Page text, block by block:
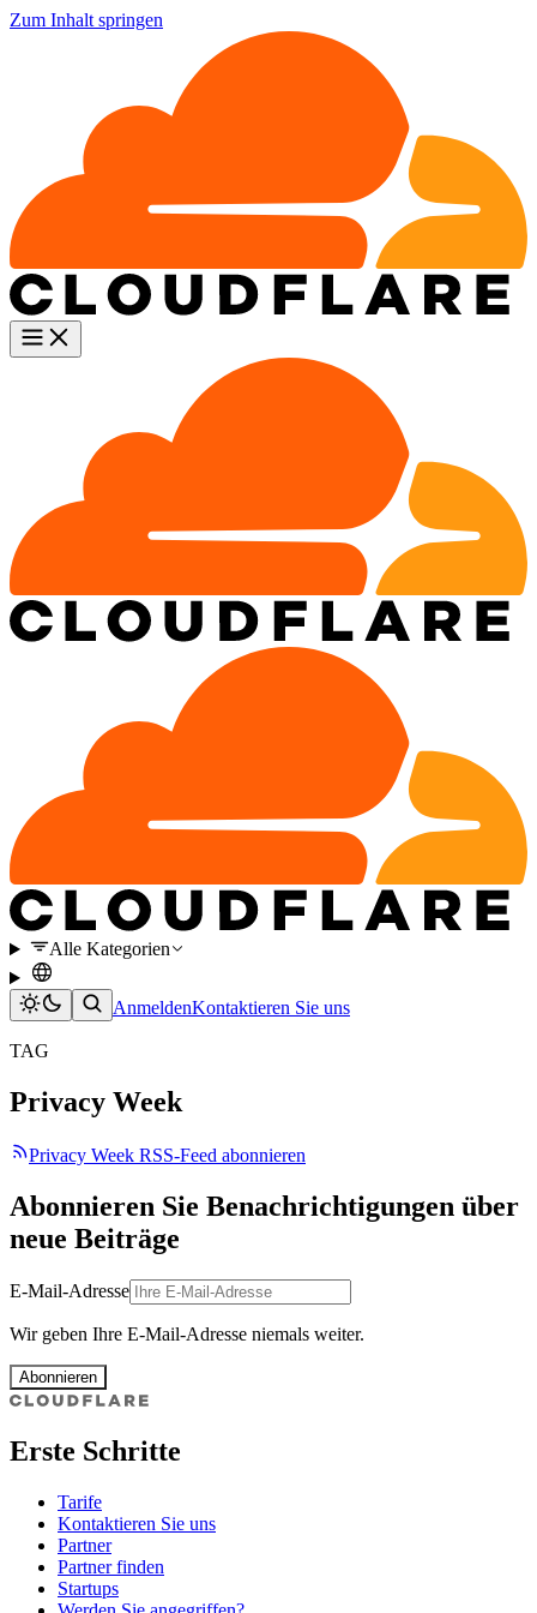
Zum Inhalt springen
Alle Kategorien
AnmeldenKontaktieren Sie uns
TAG
Privacy Week
Privacy Week RSS-Feed abonnieren
Abonnieren Sie Benachrichtigungen über
neue Beiträge
E-Mail-Adresse
Wir geben Ihre E-Mail-Adresse niemals weiter.
Abonnieren
Erste Schritte
Tarife
Kontaktieren Sie uns
Partner
Partner finden
Startups